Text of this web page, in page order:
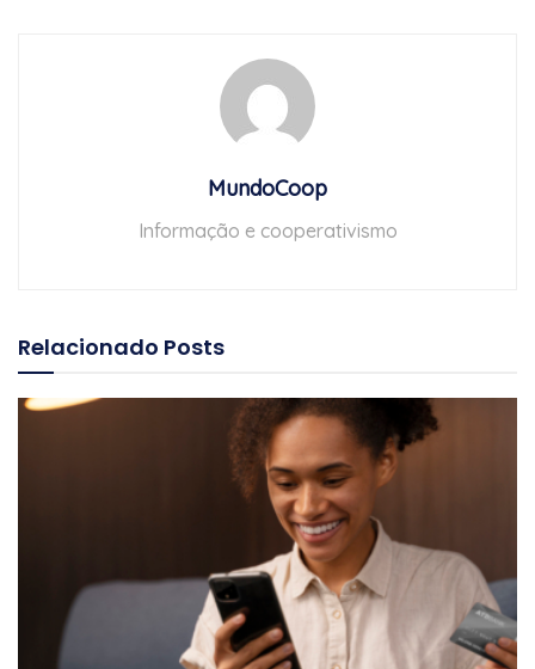
MundoCoop
Informação e cooperativismo
Relacionado Posts